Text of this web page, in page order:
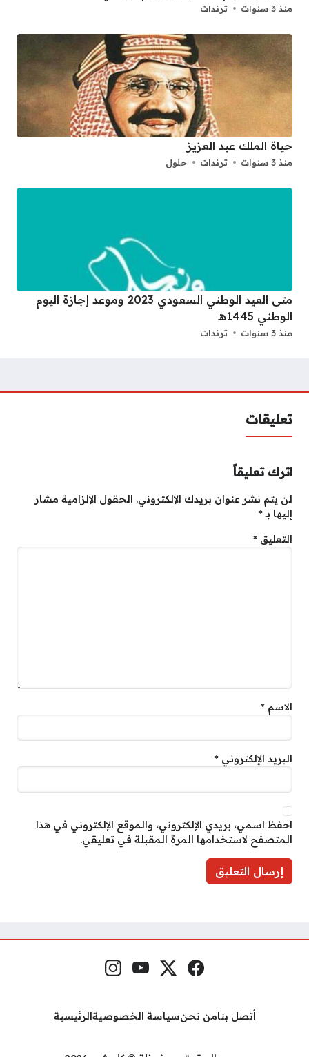
منذ 3 سنوات ترندات
حياة الملك عبد العزيز
منذ 3 سنوات ترندات حلول
متى العيد الوطني السعودي 2023 وموعد إجازة اليوم
الوطني 1445هـ
منذ 3 سنوات ترندات
تعليقات
اترك تعليقاً
لن يتم نشر عنوان بريدك الإلكتروني.
الحقول الإلزامية مشار
إليها بـ*
التعليق *
الاسم *
البريد الإلكتروني *
احفظ اسمي، بريدي الإلكتروني، والموقع الإلكتروني في هذا
المتصفح لاستخدامها المرة المقبلة في تعليقي.
مواقع التواصل فيسبوكمنصة إكس
يوتيوبإنستغرام
أتصل بنامن نحنسياسة الخصوصيةالرئيسية